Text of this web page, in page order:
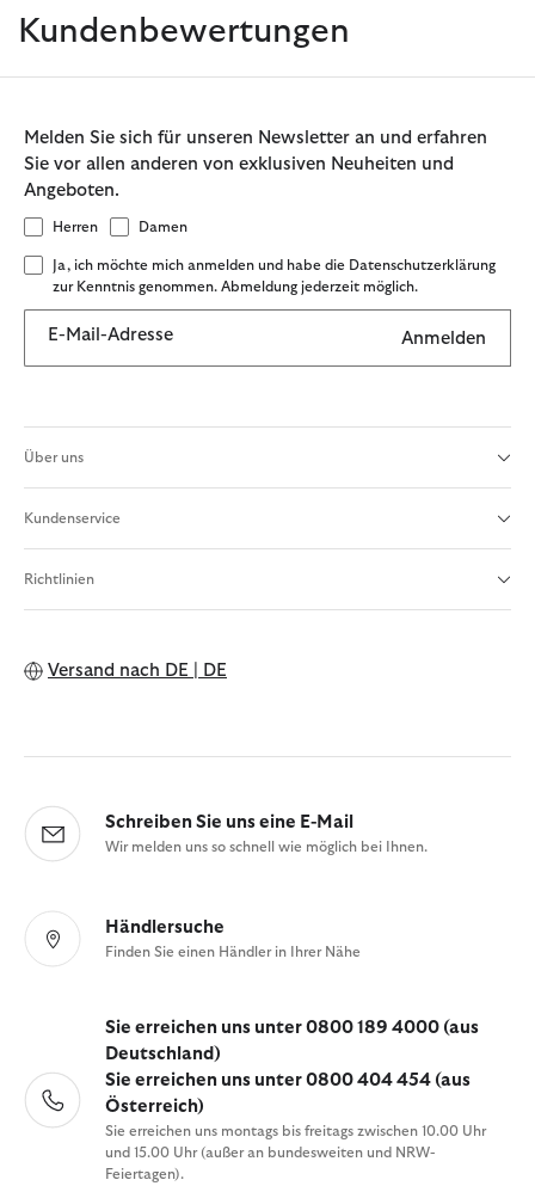
Kundenbewertungen
Melden Sie sich für unseren Newsletter an und erfahren
Sie vor allen anderen von exklusiven Neuheiten und
Angeboten.
Herren Damen
Ja, ich möchte mich anmelden und habe die Datenschutzerklärung
zur Kenntnis genommen. Abmeldung jederzeit möglich.
E-Mail-Adresse Anmelden
Über uns
Kundenservice
Richtlinien
Versand nach DE | DE
Schreiben Sie uns eine E-Mail
Wir melden uns so schnell wie möglich bei Ihnen.
Händlersuche
Finden Sie einen Händler in Ihrer Nähe
Sie erreichen uns unter 0800 189 4000 (aus
Deutschland)
Sie erreichen uns unter 0800 404 454 (aus
Österreich)
Sie erreichen uns montags bis freitags zwischen 10.00 Uhr
und 15.00 Uhr (außer an bundesweiten und NRW-
Feiertagen).